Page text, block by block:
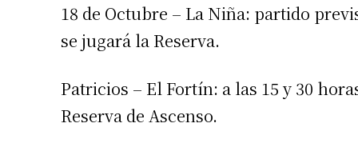
18 de Octubre – La Niña: partido
se jugará la Reserva.
Patricios – El Fortín: a las 15 y 30
Reserva de Ascenso.